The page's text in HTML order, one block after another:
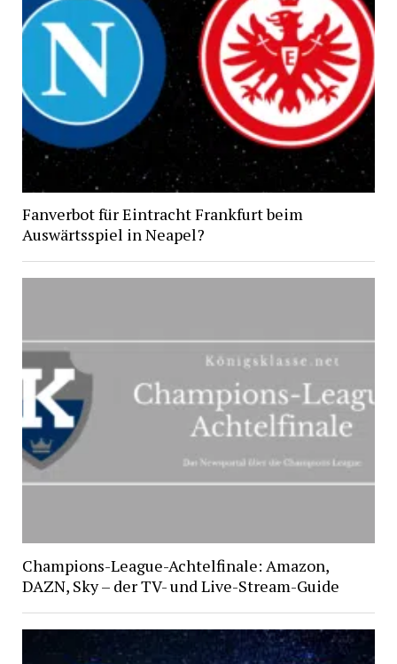
Fanverbot für Eintracht Frankfurt beim
Auswärtsspiel in Neapel?
Champions-League-Achtelfinale: Amazon,
DAZN, Sky – der TV- und Live-Stream-Guide